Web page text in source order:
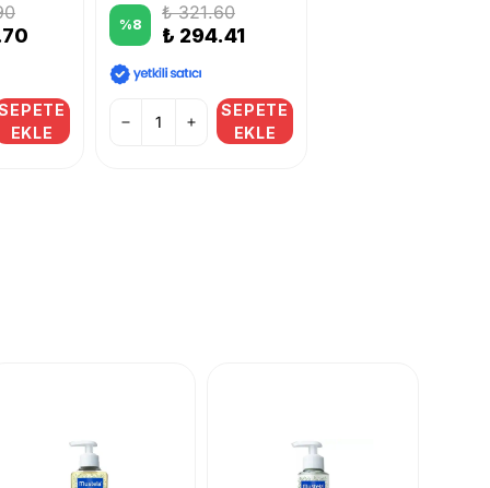
EKLE
%8
₺ 321.60
₺ 294.41
SEPETE
EKLE